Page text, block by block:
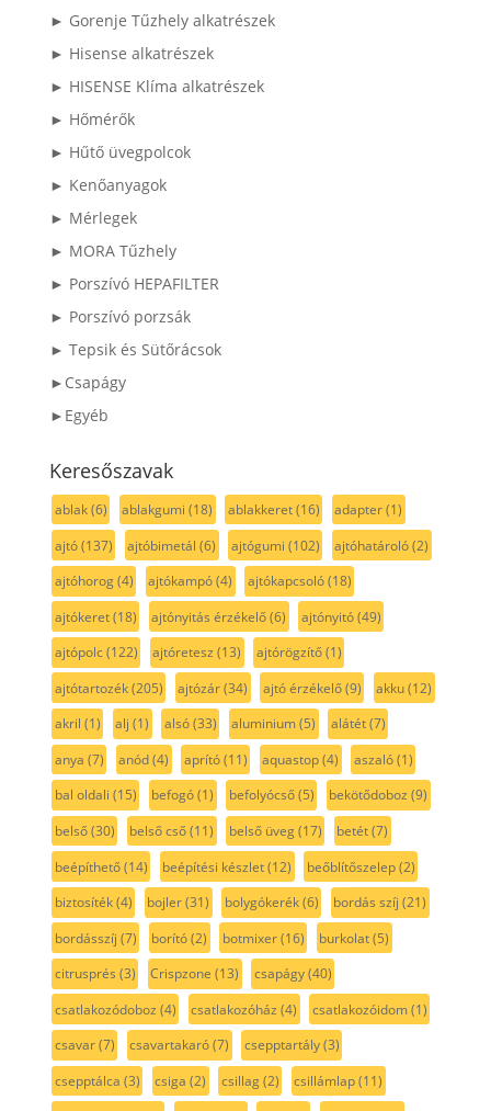
► Gorenje Tűzhely alkatrészek
► Hisense alkatrészek
► HISENSE Klíma alkatrészek
► Hőmérők
► Hűtő üvegpolcok
► Kenőanyagok
► Mérlegek
► MORA Tűzhely
► Porszívó HEPAFILTER
► Porszívó porzsák
► Tepsik és Sütőrácsok
►Csapágy
►Egyéb
Keresőszavak
ablak(6) ablakgumi (18) ablakkeret(16) adapter(1)
ajtó(137) ajtóbimetál (6) ajtógumi (102) ajtóhatároló(2)
ajtóhorog(4) ajtókampó(4) ajtókapcsoló(18)
ajtókeret(18) ajtónyitás érzékelő(6) ajtónyitó(49)
ajtópolc(122) ajtóretesz (13) ajtórögzítő(1)
ajtótartozék(205) ajtózár(34) ajtó érzékelő(9) akku(12)
akril (1) alj (1) alsó(33) aluminium(5) alátét(7)
anya (7) anód(4) aprító(11) aquastop(4) aszaló(1)
bal oldali (15) befogó(1) befolyócső(5) bekötődoboz (9)
belső(30) belső cső(11) belső üveg(17) betét(7)
beépíthető(14) beépítési készlet(12) beőblítőszelep(2)
biztosíték(4) bojler(31) bolygókerék(6) bordás szíj (21)
bordásszíj (7) borító(2) botmixer(16) burkolat(5)
citrusprés (3) Crispzone (13) csapágy(40)
csatlakozódoboz (4) csatlakozóház (4) csatlakozóidom(1)
csavar(7) csavartakaró(7) csepptartály(3)
csepptálca (3) csiga (2) csillag(2) csillámlap(11)